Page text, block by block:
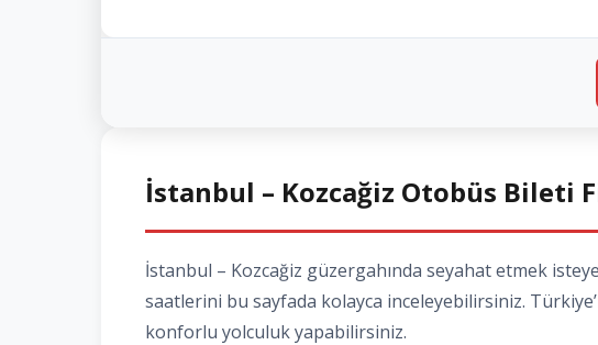
İstanbul – Kozcağiz Otobüs Bileti
İstanbul – Kozcağiz güzergahında seyahat etmek
saatlerini bu sayfada kolayca inceleyebilirsiniz.
konforlu yolculuk yapabilirsiniz.